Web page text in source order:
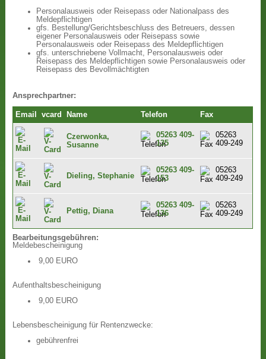
Personalausweis oder Reisepass oder Nationalpass des
Meldepflichtigen
gfs. Bestellung/Gerichtsbeschluss des Betreuers, dessen
eigener Personalausweis oder Reisepass sowie
Personalausweis oder Reisepass des Meldepflichtigen
gfs. unterschriebene Vollmacht, Personalausweis oder
Reisepass des Meldepflichtigen sowie Personalausweis oder
Reisepass des Bevollmächtigten
Ansprechpartner:
Email vcard Name Telefon Fax
Czerwonka,
Susanne
05263 409-
135
05263
409-249
Dieling, Stephanie
05263 409-
153
05263
409-249
Pettig, Diana
05263 409-
136
05263
409-249
Bearbeitungsgebühren:
Meldebescheinigung
9,00 EURO
Aufenthaltsbescheinigung
9,00 EURO
Lebensbescheinigung für Rentenzwecke:
gebührenfrei